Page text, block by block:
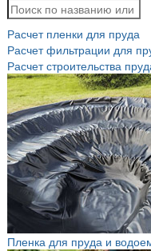
Расчет пленки для пруда
Расчет фильтрации для
Расчет строительства
Пленка для пруда и